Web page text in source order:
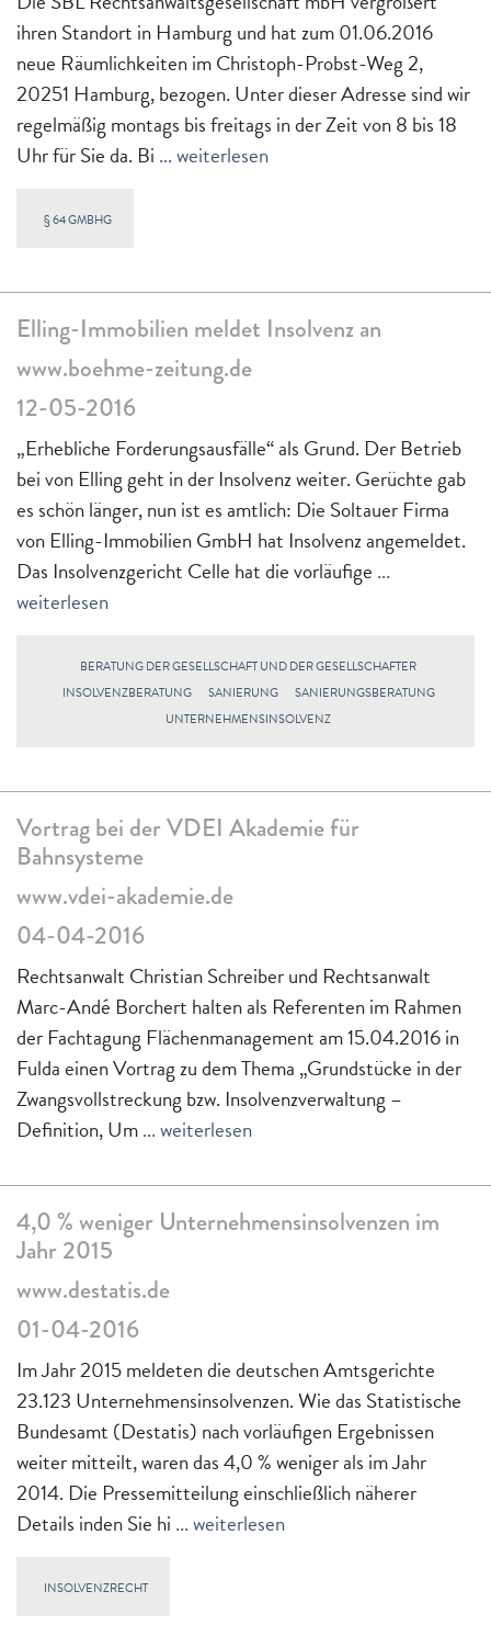
ihren Standort in Hamburg und hat zum 01.06.2016
neue Räumlichkeiten im Christoph-Probst-Weg 2,
20251 Hamburg, bezogen. Unter dieser Adresse sind wir
regelmäßig montags bis freitags in der Zeit von 8 bis 18
Uhr für Sie da. Bi ... weiterlesen
§ 64 GMBHG
Elling-Immobilien meldet Insolvenz an
www.boehme-zeitung.de
12-05-2016
„Erhebliche Forderungsausfälle“ als Grund. Der Betrieb
bei von Elling geht in der Insolvenz weiter. Gerüchte gab
es schön länger, nun ist es amtlich: Die Soltauer Firma
von Elling-Immobilien GmbH hat Insolvenz angemeldet.
Das Insolvenzgericht Celle hat die vorläufige ...
weiterlesen
BERATUNG DER GESELLSCHAFT UND DER GESELLSCHAFTER
INSOLVENZBERATUNG
SANIERUNG
SANIERUNGSBERATUNG
UNTERNEHMENSINSOLVENZ
Vortrag bei der VDEI Akademie für
Bahnsysteme
www.vdei-akademie.de
04-04-2016
Rechtsanwalt Christian Schreiber und Rechtsanwalt
Marc-Andé Borchert halten als Referenten im Rahmen
der Fachtagung Flächenmanagement am 15.04.2016 in
Fulda einen Vortrag zu dem Thema „Grundstücke in der
Zwangsvollstreckung bzw. Insolvenzverwaltung –
Definition, Um... weiterlesen
4,0 % weniger Unternehmens­insolvenzen im
Jahr 2015
www.destatis.de
01-04-2016
Im Jahr 2015 meldeten die deutschen Amtsgerichte
23.123 Unternehmensinsolvenzen. Wie das Statistische
Bundesamt (Destatis) nach vorläufigen Ergebnissen
weiter mitteilt, waren das 4,0 % weniger als im Jahr
2014. Die Pressemitteilung einschließlich näherer
Details inden Sie hi ... weiterlesen
INSOLVENZRECHT